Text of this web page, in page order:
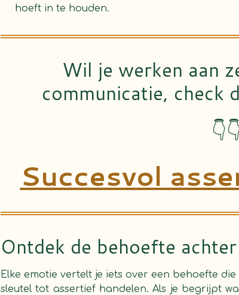
hoeft in te houden.
Wil je werken aan
communicatie, check
Succesvol
Ontdek de behoefte
Elke emotie vertelt je iets over een behoefte
sleutel tot assertief handelen. Als je begrijpt